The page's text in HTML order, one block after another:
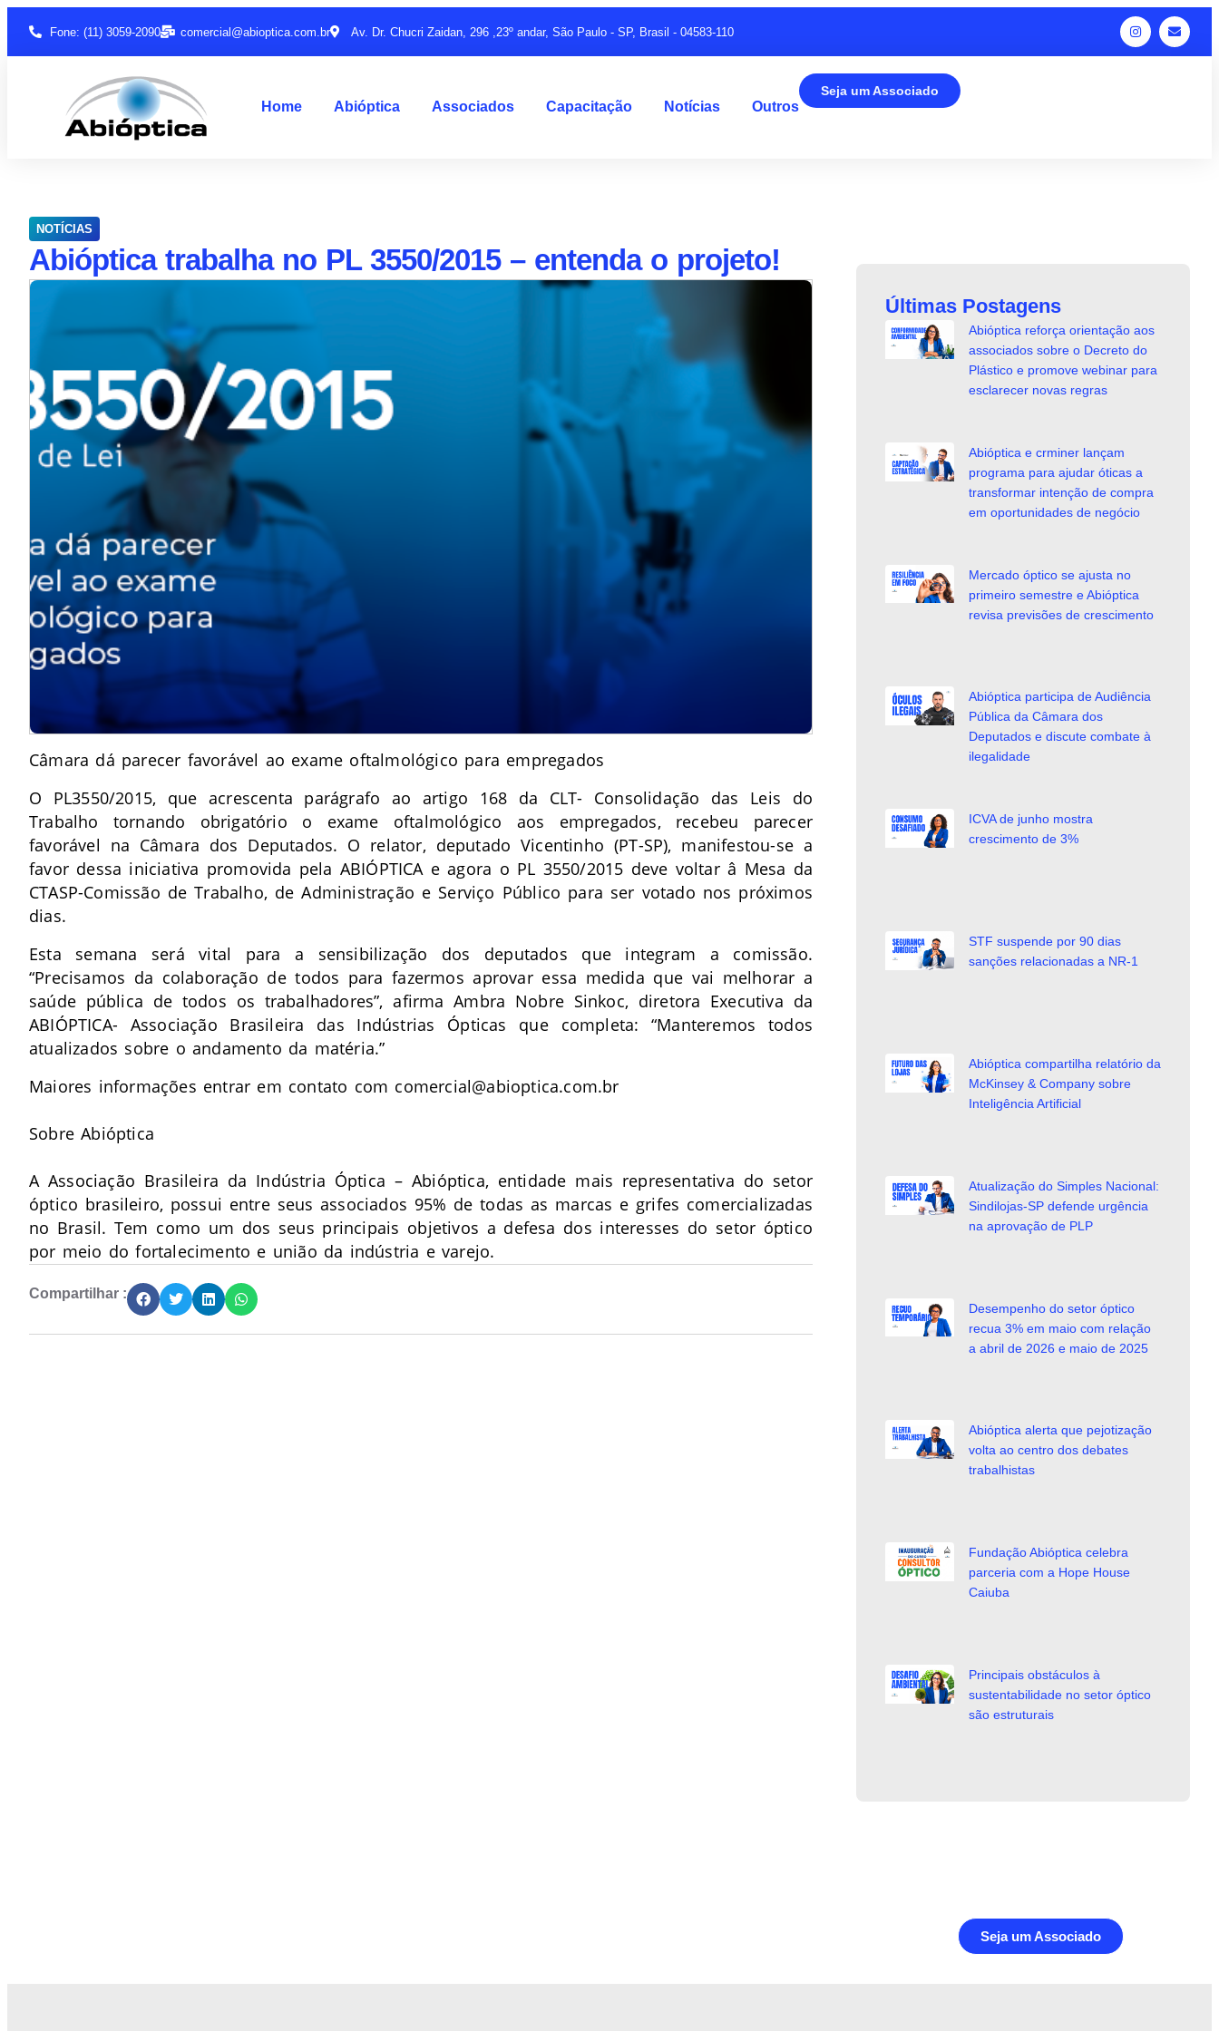
Fone: (11) 3059-2090 comercial@abioptica.com.br Av. Dr. Chucri Zaidan, 296 ,23º andar, São Paulo - SP, Brasil - 04583-110
Home Abióptica Associados Capacitação Notícias Outros
Seja um Associado
NOTÍCIAS
Abióptica trabalha no PL 3550/2015 – entenda o projeto!
Câmara dá parecer favorável ao exame oftalmológico para empregados
O PL3550/2015, que acrescenta parágrafo ao artigo 168 da CLT- Consolidação das Leis do
Trabalho tornando obrigatório o exame oftalmológico aos empregados, recebeu parecer
favorável na Câmara dos Deputados. O relator, deputado Vicentinho (PT-SP), manifestou-se a
favor dessa iniciativa promovida pela ABIÓPTICA e agora o PL 3550/2015 deve voltar â Mesa da
CTASP-Comissão de Trabalho, de Administração e Serviço Público para ser votado nos próximos
dias.
Esta semana será vital para a sensibilização dos deputados que integram a comissão.
“Precisamos da colaboração de todos para fazermos aprovar essa medida que vai melhorar a
saúde pública de todos os trabalhadores”, afirma Ambra Nobre Sinkoc, diretora Executiva da
ABIÓPTICA- Associação Brasileira das Indústrias Ópticas que completa: “Manteremos todos
atualizados sobre o andamento da matéria.”
Maiores informações entrar em contato com comercial@abioptica.com.br
Sobre Abióptica
A Associação Brasileira da Indústria Óptica – Abióptica, entidade mais representativa do setor
óptico brasileiro, possui entre seus associados 95% de todas as marcas e grifes comercializadas
no Brasil. Tem como um dos seus principais objetivos a defesa dos interesses do setor óptico
por meio do fortalecimento e união da indústria e varejo.
Compartilhar :
Últimas Postagens
Abióptica reforça orientação aos
associados sobre o Decreto do
Plástico e promove webinar para
esclarecer novas regras
Abióptica e crminer lançam
programa para ajudar óticas a
transformar intenção de compra
em oportunidades de negócio
Mercado óptico se ajusta no
primeiro semestre e Abióptica
revisa previsões de crescimento
Abióptica participa de Audiência
Pública da Câmara dos
Deputados e discute combate à
ilegalidade
ICVA de junho mostra
crescimento de 3%
STF suspende por 90 dias
sanções relacionadas a NR-1
Abióptica compartilha relatório da
McKinsey & Company sobre
Inteligência Artificial
Atualização do Simples Nacional:
Sindilojas-SP defende urgência
na aprovação de PLP
Desempenho do setor óptico
recua 3% em maio com relação
a abril de 2026 e maio de 2025
Abióptica alerta que pejotização
volta ao centro dos debates
trabalhistas
Fundação Abióptica celebra
parceria com a Hope House
Caiuba
Principais obstáculos à
sustentabilidade no setor óptico
são estruturais
Seja um Associado